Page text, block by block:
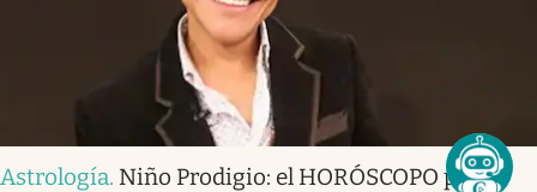
Astrología. Niño Prodigio: el HORÓSCOPO para